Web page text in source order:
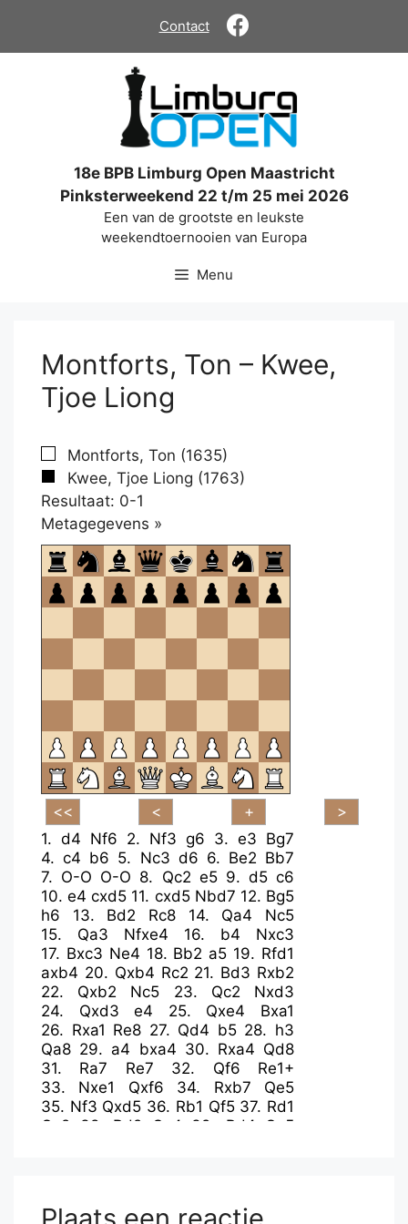
de
Contact
18e BPB Limburg Open Maastricht
Pinksterweekend 22 t/m 25 mei 2026
Een van de grootste en leukste
weekendtoernooien van Europa
Menu
Montforts, Ton – Kwee,
Tjoe Liong
Montforts, Ton (1635)
Kwee, Tjoe Liong (1763)
Resultaat: 0-1
Metagegevens »
om
te
openen.
1. d4 Nf6 2. Nf3 g6 3. e3 Bg7
4.c4 b6 5. Nc3 d6 6. Be2 Bb7
7. O-O O-O 8. Qc2 e5 9. d5 c6
10.e4 cxd5 11. cxd5 Nbd7 12. Bg5
h6
13. Bd2 Rc8 14. Qa4
Nc5
15. Qa3 Nfxe4 16. b4
Nxc3
17. Bxc3 Ne4 18. Bb2 a5 19. Rfd1
axb4 20. Qxb4 Rc2 21. Bd3 Rxb2
22. Qxb2 Nc5 23. Qc2
Nxd3
24. Qxd3 e4 25. Qxe4
Bxa1
26. Rxa1 Re8 27. Qd4 b5 28. h3
Qa8 29. a4 bxa4 30. Rxa4 Qd8
31. Ra7 Re7 32. Qf6
Re1+
33. Nxe1 Qxf6 34. Rxb7
Qe5
35. Nf3 Qxd5 36. Rb1 Qf5 37. Rd1
Qc2
38. Rd2 Qc4 39. Rd4
Qc5